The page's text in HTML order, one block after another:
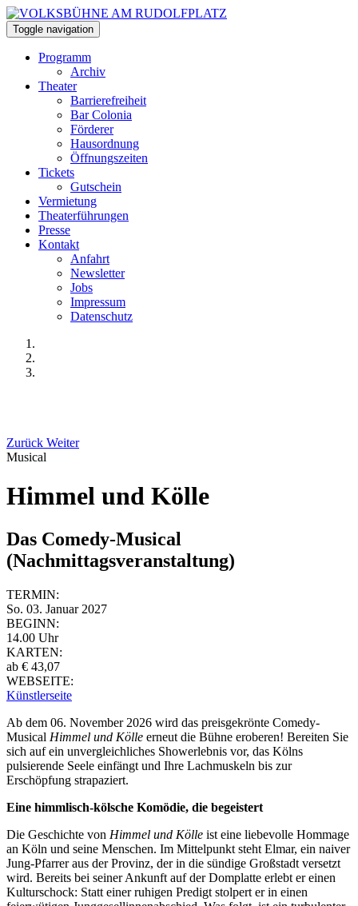
Toggle navigation
Programm
Archiv
Theater
Barrierefreiheit
Bar Colonia
Förderer
Hausordnung
Öffnungszeiten
Tickets
Gutschein
Vermietung
Theaterführungen
Presse
Kontakt
Anfahrt
Newsletter
Jobs
Impressum
Datenschutz
Zurück Weiter
Musical
Himmel und Kölle
Das Comedy-Musical
(Nachmittagsveranstaltung)
TERMIN:
So. 03. Januar 2027
BEGINN:
14.00 Uhr
KARTEN:
ab € 43,07
WEBSEITE:
Künstlerseite
Ab dem 06. November 2026 wird das preisgekrönte Comedy-
Musical Himmel und Kölle erneut die Bühne eroberen! Bereiten Sie
sich auf ein unvergleichliches Showerlebnis vor, das Kölns
pulsierende Seele einfängt und Ihre Lachmuskeln bis zur
Erschöpfung strapaziert.
Eine himmlisch-kölsche Komödie, die begeistert
Die Geschichte von Himmel und Kölle ist eine liebevolle Hommage
an Köln und seine Menschen. Im Mittelpunkt steht Elmar, ein naiver
Jung-Pfarrer aus der Provinz, der in die sündige Großstadt versetzt
wird. Bereits bei seiner Ankunft auf der Domplatte erlebt er einen
Kulturschock: Statt einer ruhigen Predigt stolpert er in einen